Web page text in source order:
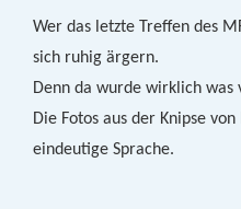
Wer das letzte Treffen des
sich ruhig ärgern.
Denn da wurde wirklich was
Die Fotos aus der Knipse
eindeutige Sprache.